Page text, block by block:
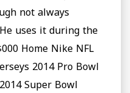
not always
uses it during the
Home Nike NFL
2014 Pro Bowl
Super Bowl